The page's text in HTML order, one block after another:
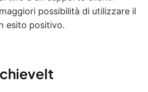
possibilità di utilizzare il
esito positivo.